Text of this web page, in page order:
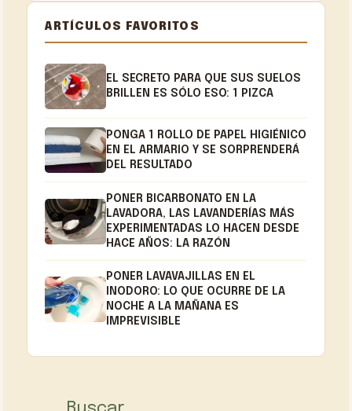
ARTÍCULOS FAVORITOS
EL SECRETO PARA QUE SUS SUELOS
BRILLEN ES SÓLO ESO: 1 PIZCA
PONGA 1 ROLLO DE PAPEL HIGIÉNICO
EN EL ARMARIO Y SE SORPRENDERÁ
DEL RESULTADO
PONER BICARBONATO EN LA
LAVADORA, LAS LAVANDERÍAS MÁS
EXPERIMENTADAS LO HACEN DESDE
HACE AÑOS: LA RAZÓN
PONER LAVAVAJILLAS EN EL
INODORO: LO QUE OCURRE DE LA
NOCHE A LA MAÑANA ES
IMPREVISIBLE